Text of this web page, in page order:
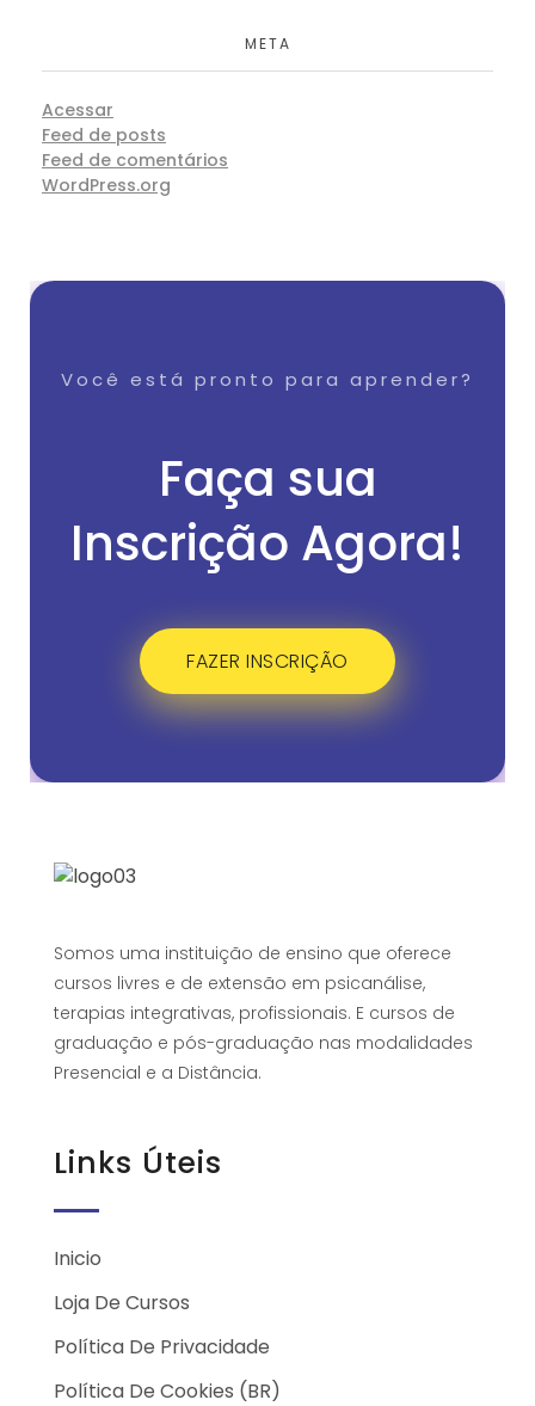
META
Acessar
Feed de posts
Feed de comentários
WordPress.org
Você está pronto para aprender?
Faça sua
Inscrição Agora!
FAZER INSCRIÇÃO
Somos uma instituição de ensino que oferece
cursos livres e de extensão em psicanálise,
terapias integrativas, profissionais. E cursos de
graduação e pós-graduação nas modalidades
Presencial e a Distância.
Links Úteis
Inicio
Loja De Cursos
Política De Privacidade
Política De Cookies (BR)